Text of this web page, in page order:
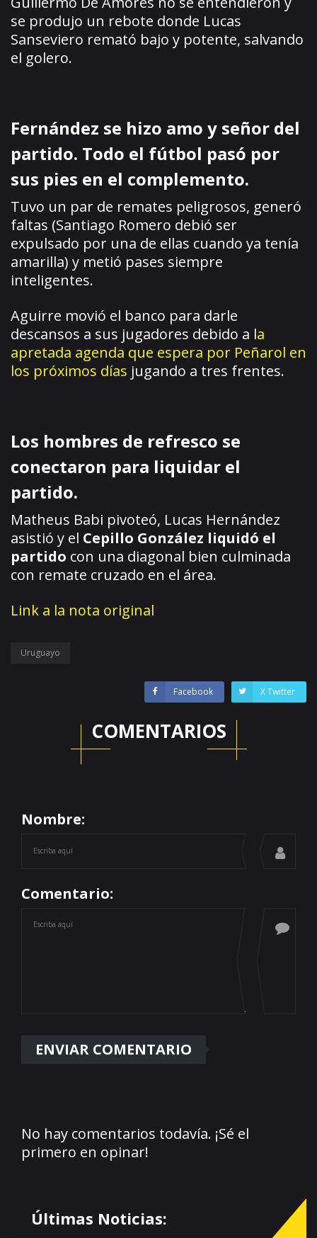
se produjo un rebote donde Lucas
Sanseviero remató bajo y potente, salvando
el golero.
Fernández se hizo amo y señor del
partido. Todo el fútbol pasó por
sus pies en el complemento.
Tuvo un par de remates peligrosos, generó
faltas (Santiago Romero debió ser
expulsado por una de ellas cuando ya tenía
amarilla) y metió pases siempre
inteligentes.
Aguirre movió el banco para darle
descansos a sus jugadores debido a la
apretada agenda que espera por Peñarol en
los próximos días jugando a tres frentes.
Los hombres de refresco se
conectaron para liquidar el
partido.
Matheus Babi pivoteó, Lucas Hernández
asistió y el Cepillo González liquidó el
partido con una diagonal bien culminada
con remate cruzado en el área.
Link a la nota original
Uruguayo
Facebook X Twitter
COMENTARIOS
Nombre:
Comentario:
No hay comentarios todavía. ¡Sé el
primero en opinar!
Últimas Noticias: